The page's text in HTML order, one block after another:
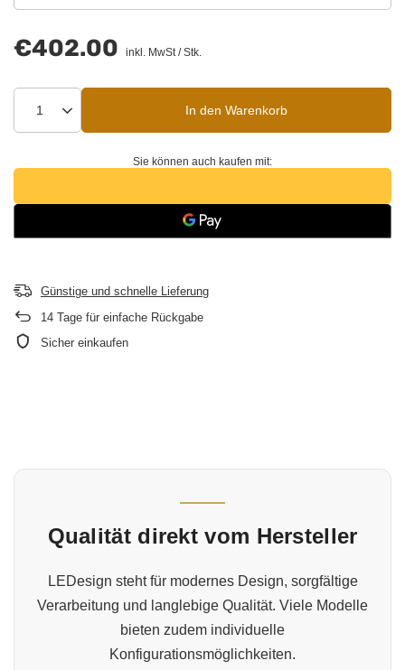
€402.00 inkl. MwSt/Stk.
In den Warenkorb
Sie können auch kaufen mit:
Günstige und schnelle Lieferung
14 Tage für einfache Rückgabe
Sicher einkaufen
Qualität direkt vom Hersteller
LEDesign steht für modernes Design, sorgfältige
Verarbeitung und langlebige Qualität. Viele Modelle
bieten zudem individuelle
Konfigurationsmöglichkeiten.